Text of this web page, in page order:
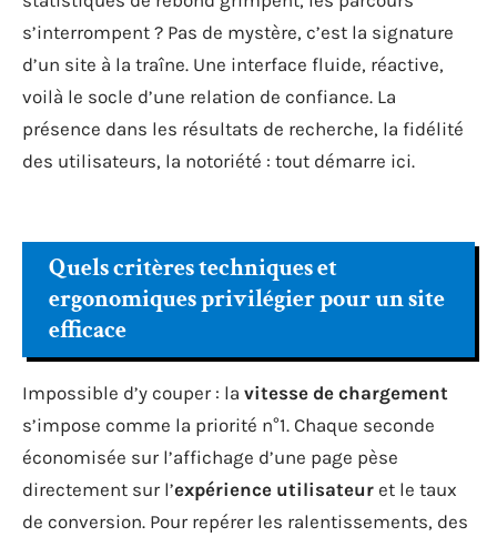
s’interrompent ? Pas de mystère, c’est la signature
d’un site à la traîne. Une interface fluide, réactive,
voilà le socle d’une relation de confiance. La
présence dans les résultats de recherche, la fidélité
des utilisateurs, la notoriété : tout démarre ici.
Quels critères techniques et
ergonomiques privilégier pour un site
efficace
Impossible d’y couper : la vitesse de chargement
s’impose comme la priorité n°1. Chaque seconde
économisée sur l’affichage d’une page pèse
directement sur l’expérience utilisateur et le taux
de conversion. Pour repérer les ralentissements, des